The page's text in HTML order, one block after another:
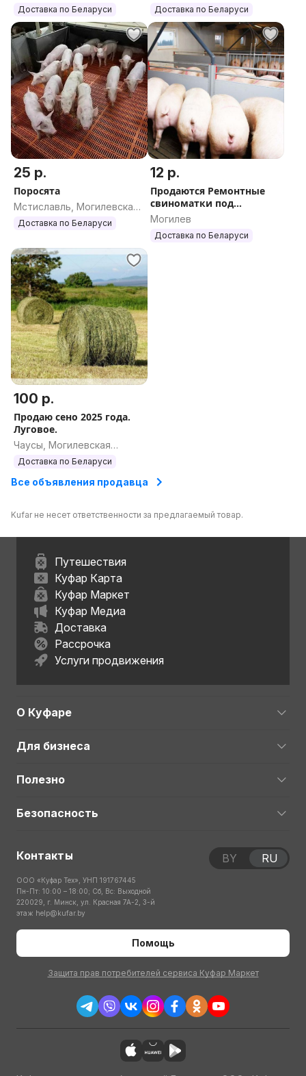
область
Доставка по Беларуси
область
Доставка по Беларуси
25 р.
Поросята
Мстиславль, Могилевская
область
Доставка по Беларуси
12 р.
Продаются Ремонтные
свиноматки под
покрытие
Могилев
Доставка по Беларуси
100 р.
Продаю сено 2025 года.
Луговое.
Чаусы, Могилевская
область
Доставка по Беларуси
Все объявления продавца
Kufar не несет ответственности за предлагаемый товар.
Путешествия
Куфар Карта
Куфар Маркет
Куфар Медиа
Доставка
Рассрочка
Услуги продвижения
О Куфаре
Для бизнеса
Полезно
Безопасность
Контакты
ООО «Куфар Тех», УНП 191767445
Пн-Пт: 10:00 – 18:00; Сб, Вс: Выходной
220029, г. Минск, ул. Красная 7А-2, 3-й
этаж help@kufar.by
Помощь
Защита прав потребителей сервиса Куфар Маркет
BY RU